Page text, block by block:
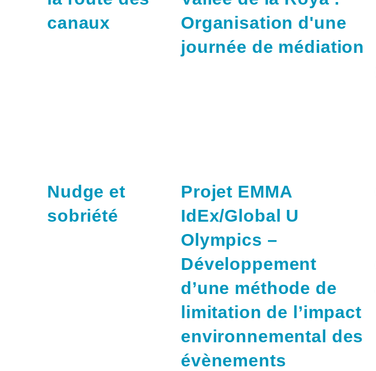
canaux
Organisation d'une
journée de médiation
Nudge et
sobriété
Projet EMMA
IdEx/Global U
Olympics –
Développement
d’une méthode de
limitation de l’impact
environnemental des
évènements